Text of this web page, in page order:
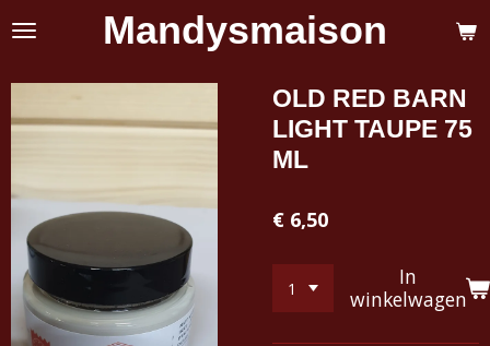
Ga
direct
Mandysmaison
OLD RED BARN
LIGHT TAUPE 75
ML
€ 6,50
In
winkelwagen